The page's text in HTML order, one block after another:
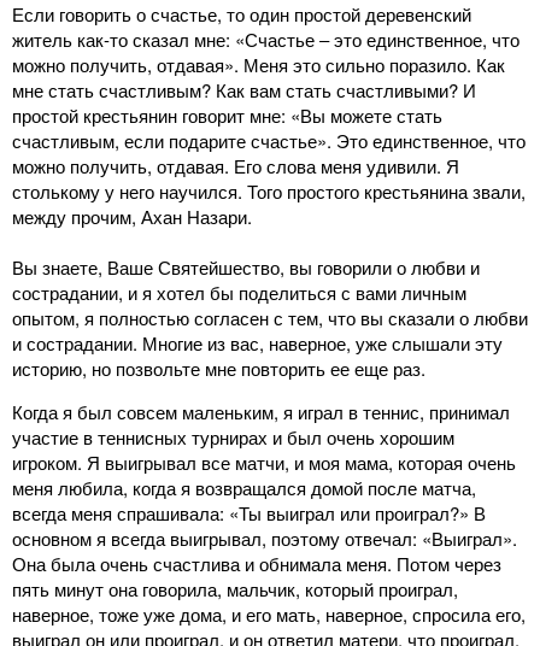
Если говорить о счастье, то один простой деревенский
житель как-то сказал мне: «Счастье ‒ это единственное, что
можно получить, отдавая». Меня это сильно поразило. Как
мне стать счастливым? Как вам стать счастливыми? И
простой крестьянин говорит мне: «Вы можете стать
счастливым, если подарите счастье». Это единственное, что
можно получить, отдавая. Его слова меня удивили. Я
столькому у него научился. Того простого крестьянина звали,
между прочим, Ахан Назари.
Вы знаете, Ваше Святейшество, вы говорили о любви и
сострадании, и я хотел бы поделиться с вами личным
опытом, я полностью согласен с тем, что вы сказали о любви
и сострадании. Многие из вас, наверное, уже слышали эту
историю, но позвольте мне повторить ее еще раз.
Когда я был совсем маленьким, я играл в теннис, принимал
участие в теннисных турнирах и был очень хорошим
игроком. Я выигрывал все матчи, и моя мама, которая очень
меня любила, когда я возвращался домой после матча,
всегда меня спрашивала: «Ты выиграл или проиграл?» В
основном я всегда выигрывал, поэтому отвечал: «Выиграл».
Она была очень счастлива и обнимала меня. Потом через
пять минут она говорила, мальчик, который проиграл,
наверное, тоже уже дома, и его мать, наверное, спросила его,
выиграл он или проиграл, и он ответил матери, что проиграл.